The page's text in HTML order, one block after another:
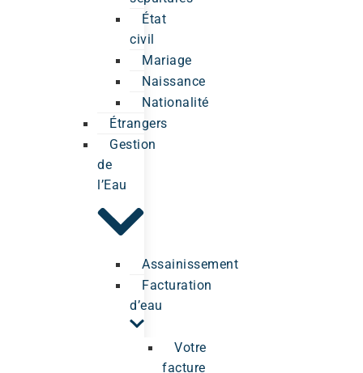
État
civil
Mariage
Naissance
Nationalité
Étrangers
Gestion
de
l’Eau
Assainissement
Facturation
d’eau
Votre
facture